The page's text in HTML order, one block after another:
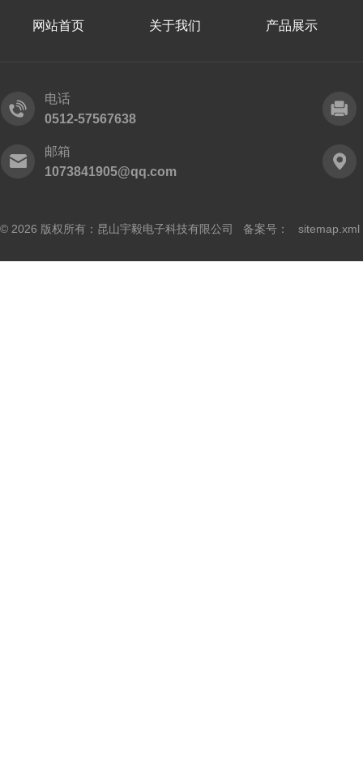
网站首页 关于我们 产品展示
电话
0512-57567638
邮箱
1073841905@qq.com
© 2026 版权所有：昆山宇毅电子科技有限公司 备案号： sitemap.xml